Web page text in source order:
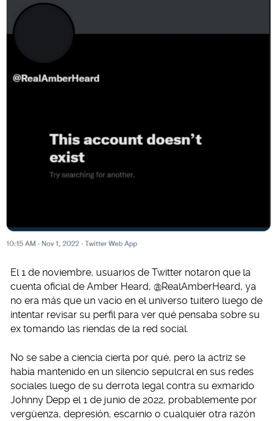
El 1 de noviembre, usuarios de Twitter notaron que la
cuenta oficial de Amber Heard, @RealAmberHeard, ya
no era más que un vacío en el universo tuitero luego de
intentar revisar su perfil para ver qué pensaba sobre su
ex tomando las riendas de la red social.
No se sabe a ciencia cierta por qué, pero la actriz se
había mantenido en un silencio sepulcral en sus redes
sociales luego de su derrota legal contra su exmarido
Johnny Depp el 1 de junio de 2022, probablemente por
vergüenza, depresión, escarnio o cualquier otra razón